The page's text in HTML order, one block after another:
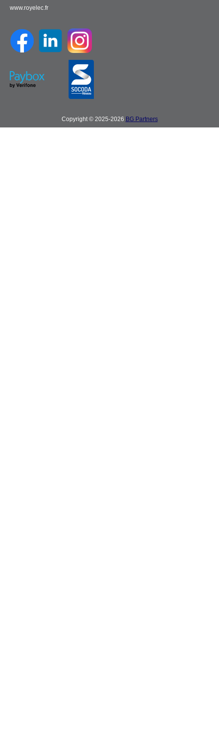
www.royelec.fr
Copyright © 2025-2026 BG Partners